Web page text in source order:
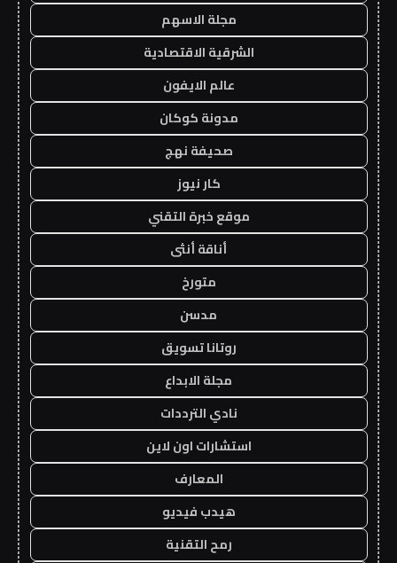
مجلة الاسهم
الشرقية الاقتصادية
عالم الايفون
مدونة كوكان
صحيفة نهج
كار نيوز
موقع خبرة التقني
أناقة أنثى
متورخ
مدسن
روتانا تسويق
مجلة الابداع
نادي الترددات
استشارات اون لاين
المعارف
هيدب فيديو
رمح التقنية